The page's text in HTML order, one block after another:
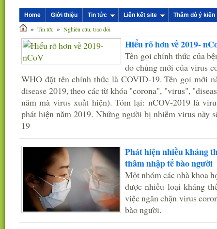
Home Giới thiệu Tin tức Liên kết site Thăm dò ý kiến
» Tin tức » Nghiên cứu, trao đổi
Hiểu rõ hơn về 2019-
Tên gọi chính thức của
do chủng mới của virus
WHO đặt tên chính thức là COVID-19. Tên gọi mới
disease 2019, theo các từ khóa "corona", "virus",
năm mà virus xuất hiện). Tóm lại: nCOV-2019 là
phát hiện năm 2019. Những người bị nhiễm virus này
19
Phát hiện nhiều kháng
thâm nhập tế bào người
Một nhóm các nhà khoa
được nhiều loại kháng
việc ngăn chặn virus
bào người.